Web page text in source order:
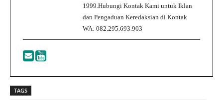
1999.Hubungi Kontak Kami untuk Iklan
dan Pengaduan Keredaksian di Kontak
WA: 082.295.693.903
TAGS